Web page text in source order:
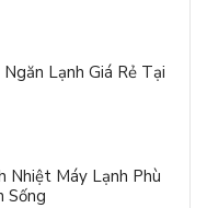
Lạnh Giá Rẻ Tại
Nhiệt Máy Lạnh Phù
Sống